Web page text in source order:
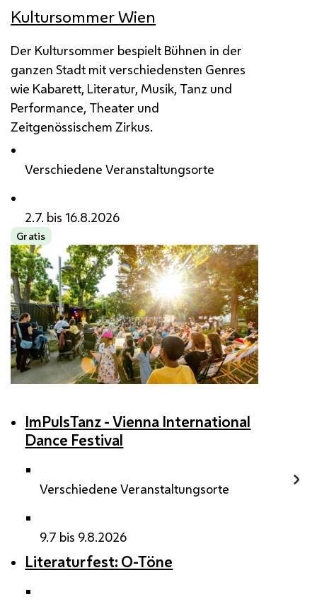
Kultursommer Wien
Der Kultursommer bespielt Bühnen in der
ganzen Stadt mit verschiedensten Genres
wie Kabarett, Literatur, Musik, Tanz und
Performance, Theater und
Zeitgenössischem Zirkus.
Verschiedene Veranstaltungsorte
2.7. bis 16.8.2026
Gratis
ImPulsTanz -Vienna International
Dance Festival
Verschiedene Veranstaltungsorte
9.7 bis 9.8.2026
Literaturfest: O-Töne